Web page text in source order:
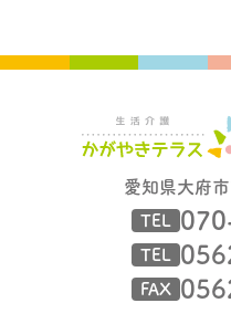
愛知県大府
TEL
TEL
FAX